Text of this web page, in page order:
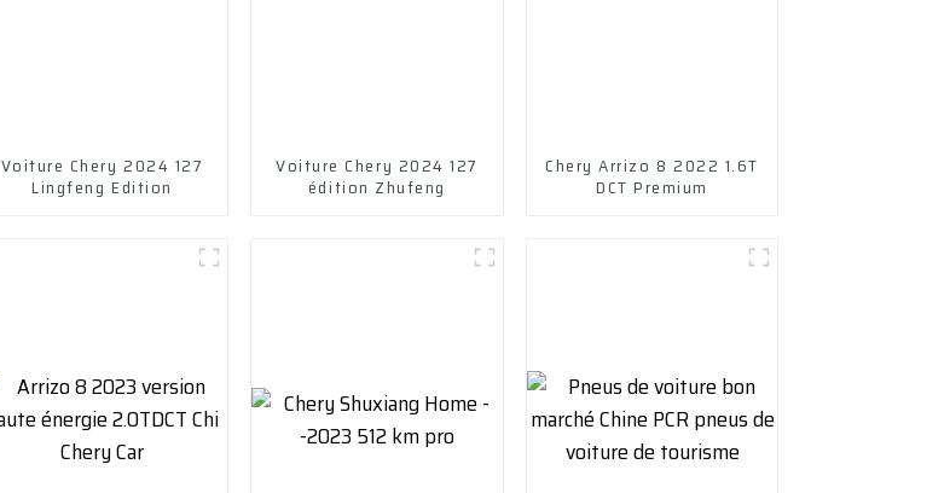
Voiture Chery 2024 127
Lingfeng Edition
Voiture Chery 2024 127
édition Zhufeng
Chery Arrizo 8 2022 1.6T
DCT Premium